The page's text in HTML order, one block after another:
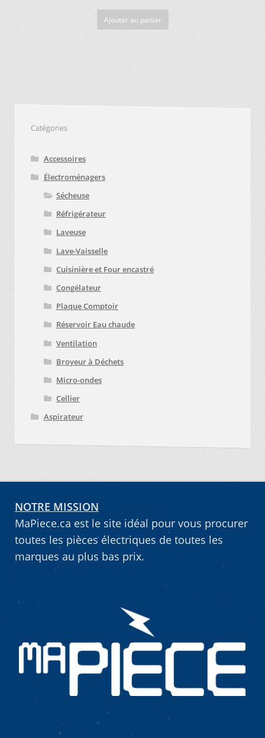
Ajouter au panier
Catégories
Accessoires
Électroménagers
Sécheuse
Réfrigérateur
Laveuse
Lave-Vaisselle
Cuisinière et Four encastré
Congélateur
Plaque Comptoir
Réservoir Eau chaude
Ventilation
Broyeur à Déchets
Micro-ondes
Cellier
Aspirateur
NOTRE MISSION
MaPiece.ca est le site idéal pour vous procurer
toutes les pièces électriques de toutes les
marques au plus bas prix.